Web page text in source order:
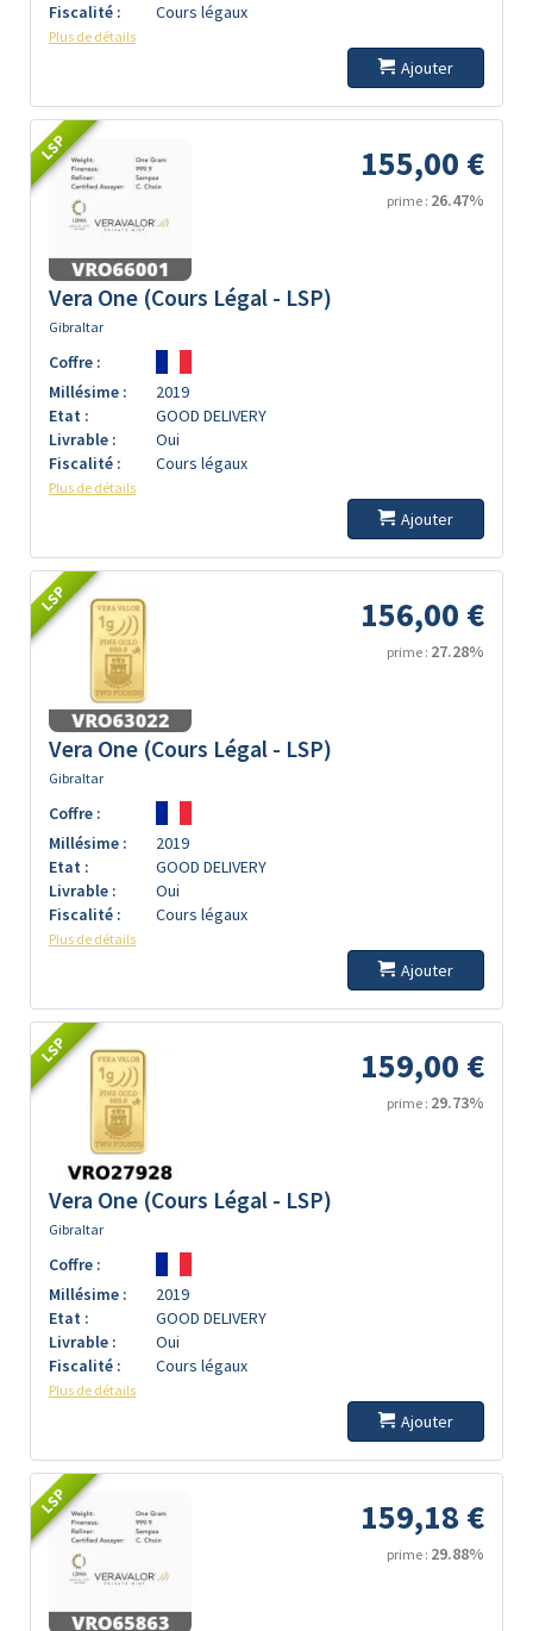
Fiscalité :
Cours légaux
Plus de détails
Ajouter
LSP 155,00 €
prime : 26.47%
Vera One (Cours Légal - LSP)
Gibraltar
Coffre :
Millésime :
2019
Etat :
GOOD DELIVERY
Livrable :
Oui
Fiscalité :
Cours légaux
Plus de détails
Ajouter
LSP 156,00 €
prime : 27.28%
Vera One (Cours Légal - LSP)
Gibraltar
Coffre :
Millésime :
2019
Etat :
GOOD DELIVERY
Livrable :
Oui
Fiscalité :
Cours légaux
Plus de détails
Ajouter
LSP 159,00 €
prime : 29.73%
Vera One (Cours Légal - LSP)
Gibraltar
Coffre :
Millésime :
2019
Etat :
GOOD DELIVERY
Livrable :
Oui
Fiscalité :
Cours légaux
Plus de détails
Ajouter
LSP 159,18 €
prime : 29.88%